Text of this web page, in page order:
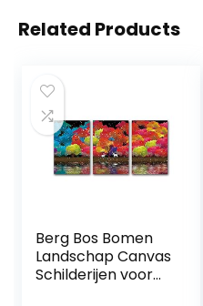
Related Products
Berg Bos Bomen
Landschap Canvas
Schilderijen voor